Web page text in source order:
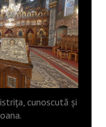
cunoscută și